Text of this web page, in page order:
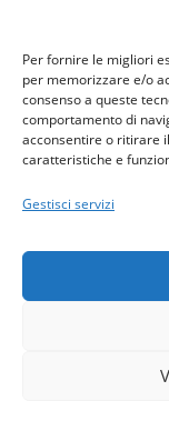
Per fornire le migliori
per memorizzare e/o
consenso a queste
comportamento di
acconsentire o ritirare
caratteristiche e
Gestisci servizi
FRIULI